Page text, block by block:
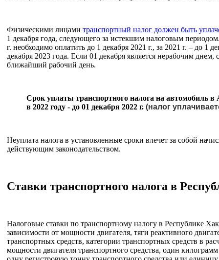
Физическими лицами транспортный налог должен быть
1 декабря года, следующего за истекшим налоговым
г. необходимо оплатить до 1 декабря 2021 г., за 2021 г. – до 1
декабря 2023 года. Если 01 декабря является нерабочим днем,
ближайший рабочий день.
Срок уплаты транспортного налога на автомобиль в
в 2022 году - до 01 декабря 2022 г. (налог
Неуплата налога в установленные сроки влечет за собой
действующим законодательством.
Ставки транспортного налога в
Налоговые ставки по транспортному налогу в Республике
зависимости от мощности двигателя, тяги реактивного
транспортных средств, категории транспортных средств в
мощности двигателя транспортного средства, один